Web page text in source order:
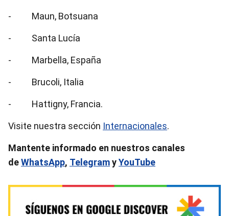
- Maun, Botsuana
- Santa Lucía
- Marbella, España
- Brucoli, Italia
- Hattigny, Francia.
Visite nuestra sección Internacionales.
Mantente informado en nuestros canales
deWhatsApp, TelegramyYouTube